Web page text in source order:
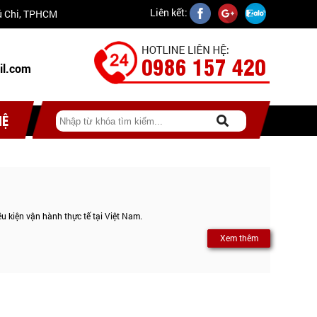
0986 157 420
Liên kết:
Chi, TPHCM
kiện vận hành thực tế tại Việt Nam.
Xem thêm